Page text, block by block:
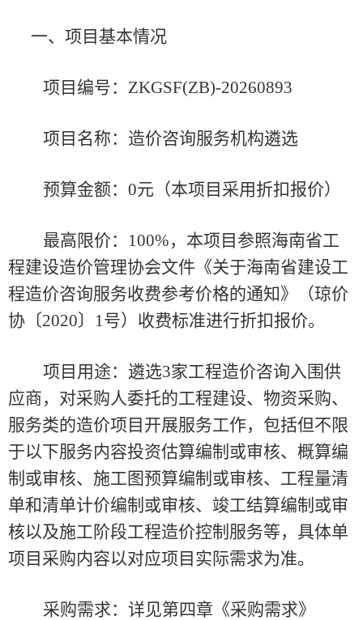
一、项目基本情况
项目编号： ZKGSF(ZB)-20260893
项目名称： 造价咨询服务机构遴选
预算金额： 0元（本项目采用 折扣报价）
最高限价： 100%，本项目参照海南省工
程建设造价管理协会文件《关于海南省建设工
程造价咨询服务收费参考价格的通知》（琼价
协〔2020〕1号）收费标准进行折扣报价。
项目用途： 遴选3家工程造价咨询入围供
应商，对采购人委托的工程建设、物资采购、
服务类的造价项目开展服务工作，包括但不限
于以下服务内容投资估算编制或审核、概算编
制或审核、施工图预算编制或审核、工程量清
单和清单计价编制或审核、竣工结算编制或审
核以及施工阶段工程造价控制服务等，具体单
项目采购内容以对应项目实际需求为准。
采购需求：详见第四章《采购需求》